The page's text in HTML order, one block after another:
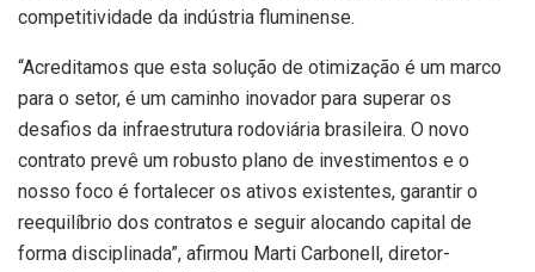
competitividade da indústria fluminense.
“Acreditamos que esta solução de otimização é um marco
para o setor, é um caminho inovador para superar os
desafios da infraestrutura rodoviária brasileira. O novo
contrato prevê um robusto plano de investimentos e o
nosso foco é fortalecer os ativos existentes, garantir o
reequilíbrio dos contratos e seguir alocando capital de
forma disciplinada”, afirmou Marti Carbonell, diretor-